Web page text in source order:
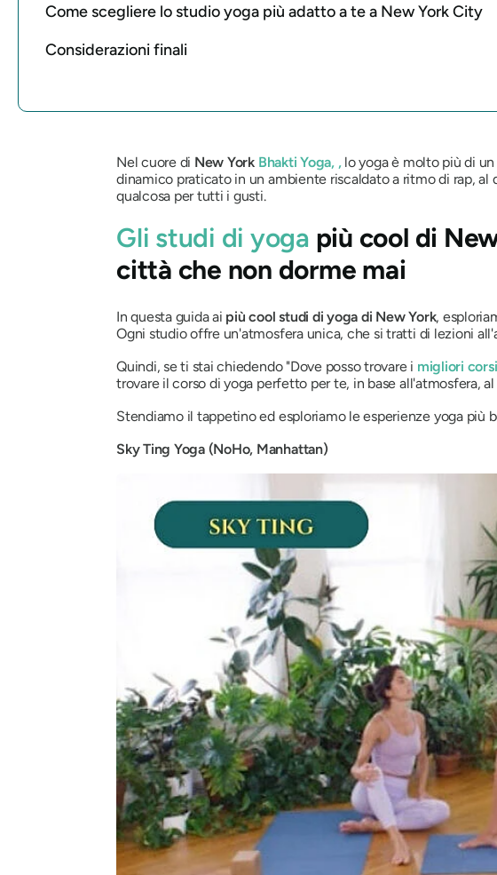
Come scegliere lo studio yoga più adatto a te a New York City
Considerazioni finali
Nel cuore di New York Bhakti Yoga,,lo yoga è molto più di
dinamico praticato in un ambiente riscaldato a ritmo di rap,
qualcosa per tutti i gusti.
Gli studi di yoga più cool di
città che non dorme mai
In questa guida ai più cool studi di yoga di New York,
Ogni studio offre un'atmosfera unica, che si tratti di lezioni
Quindi, se ti stai chiedendo "Dove posso trovare i migliori
trovare il corso di yoga perfetto per te, in base all'atmosfera,
Stendiamo il tappetino ed esploriamo le esperienze yoga più
Sky Ting Yoga (NoHo, Manhattan)